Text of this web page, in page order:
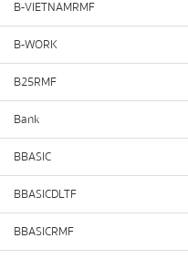
B-VIETNAMRMF
B-WORK
B25RMF
Bank
BBASIC
BBASICDLTF
BBASICRMF